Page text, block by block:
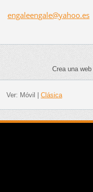
engaleengale@yahoo.es
Crea una
Ver: Móvil Clásica